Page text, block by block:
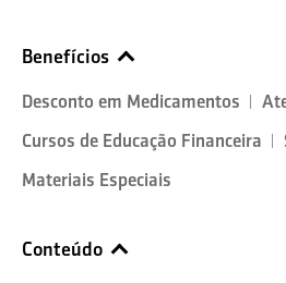
Benefícios
Desconto em Medicamentos
Cursos de Educação Financeira
Materiais Especiais
Conteúdo